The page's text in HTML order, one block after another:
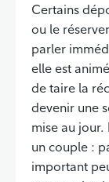
Certains
ou le
parler
elle est
de taire la
devenir une
mise au jour.
un couple :
important